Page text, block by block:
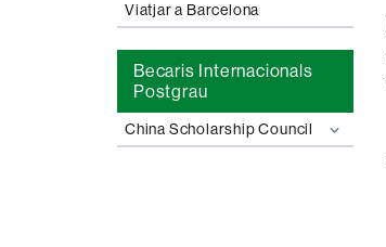
Viatjar a Barcelona
Becaris Internacionals
Postgrau
China Scholarship Council